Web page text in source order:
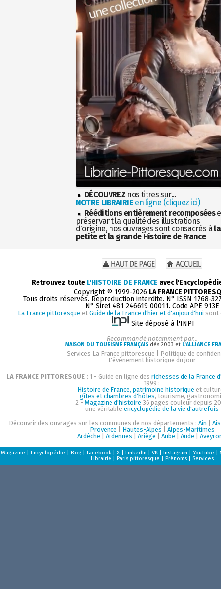
DÉCOUVREZ nos titres sur...
NOTRE LIBRAIRIEen ligne (cliquez ici)
Rééditions entièrement recomposées
préservant la qualité des illustrations
d'origine, nos ouvrages sont consacrés à la
petite et la grande Histoire de France
Retrouvez toute L'HISTOIRE DE FRANCE avec
Copyright © 1999-2026 LA FRANCE
Tous droits réservés. Reproduction interdite. N° ISSN 1768-
N° Siret 481 246619 00011. Code APE 913E
La France pittoresque et Guide de la France d'hier et d'aujourd'hui sont
Site déposé à l'INPI
Recommandé notamment par...
MAISON DU TOURISME FRANÇAISdès 2003 et L'ALLIANCE
Services La France pittoresque
Politique de
L'événement historique du jour
LA FRANCE PITTORESQUE : 1 - Guide en ligne des richesses de la France
1999 :
Histoire de France, patrimoine historique et
gîtes et chambres d'hôtes, tourisme,
2 - Magazine d'histoire 36 pages couleur depuis
une véritable encyclopédie de la vie d'autrefois
Découvrir des ouvrages sur les communes de nos départements : Ain
Provence
Hautes-Alpes
Alpes-Maritimes
Ardèche
Ardennes Ariège Aube Aude
Magazine Encyclopédie Blog| Facebook| X| LinkedIn VK| Instagram YouTube
Librairie
Paris pittoresque Prénoms| Services